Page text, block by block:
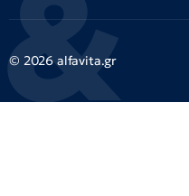
© 2026 alfavita.gr